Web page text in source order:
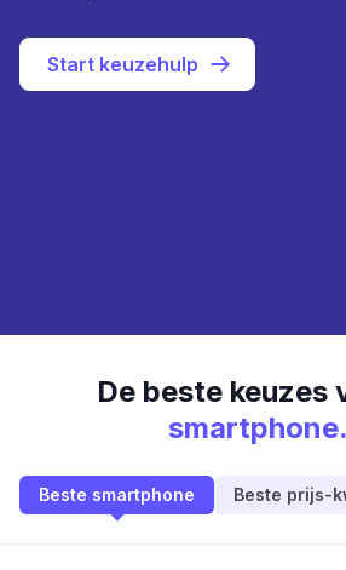
Start keuzehulp
De beste keuzes
Beste smartphone Beste prijs-